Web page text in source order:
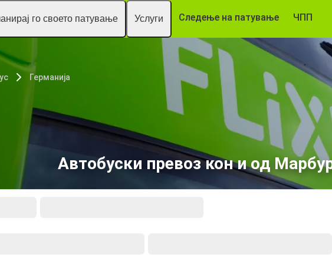
го своето патување Услуги Следење на патување ЧПП
Германија
Автобуски превоз кон и од